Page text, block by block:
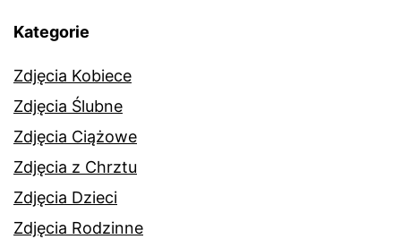
Kategorie
Zdjęcia Kobiece
Zdjęcia Ślubne
Zdjęcia Ciążowe
Zdjęcia z Chrztu
Zdjęcia Dzieci
Zdjęcia Rodzinne